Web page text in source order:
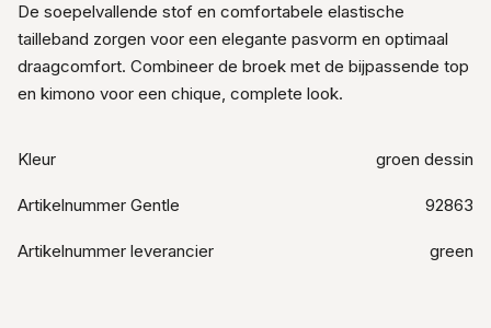
De soepelvallende stof en comfortabele elastische
tailleband zorgen voor een elegante pasvorm en optimaal
draagcomfort. Combineer de broek met de bijpassende top
en kimono voor een chique, complete look.
Kleur groen dessin
Artikelnummer Gentle 92863
Artikelnummer leverancier green